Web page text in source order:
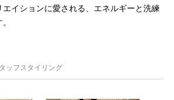
イションに愛される、エネルギーと洗練
ッフスタイリング